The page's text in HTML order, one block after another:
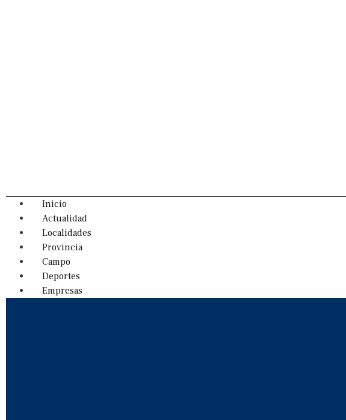
Inicio
Actualidad
Localidades
Provincia
Campo
Deportes
Empresas